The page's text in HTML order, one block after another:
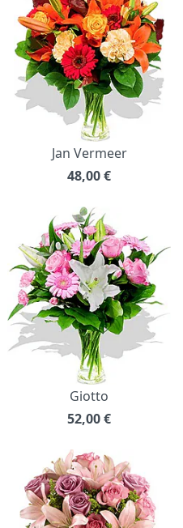
Jan Vermeer
48,00€
Giotto
52,00€